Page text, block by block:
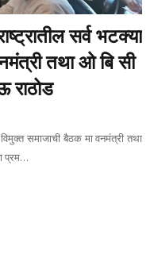
सर्व भटक्या
तथा ओ बि सी
समाजाची बैठक मा वनमंत्री तथा
प्रम…